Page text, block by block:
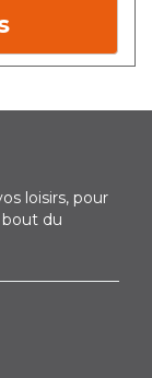
loisirs, pour
du